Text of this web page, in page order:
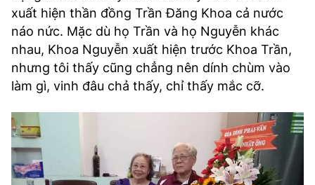
xuất hiện thần đồng Trần Đăng Khoa cả nước
náo nức. Mặc dù họ Trần và họ Nguyễn khác
nhau, Khoa Nguyễn xuất hiện trước Khoa Trần,
nhưng tôi thấy cũng chẳng nên dính chùm vào
làm gì, vinh đâu chả thấy, chỉ thấy mắc cỡ.